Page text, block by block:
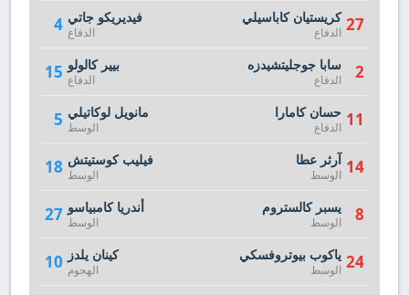
4 فيديريكو جاتي
الدفاع
15 بيير كالولو
الدفاع
5 مانويل لوكاتيلي
الوسط
18 فيليب كوستيتش
الوسط
27 أندريا كامبياسو
الوسط
10 كينان يلدز
الهجوم
27 كريستيان كاباسيلي
الدفاع
2 سابا جوجليتشيدزه
الدفاع
11 حسان كامارا
الدفاع
14 آرثر عطا
الوسط
8 يسبر كالستروم
الوسط
24 ياكوب بيوتروفسكي
الوسط